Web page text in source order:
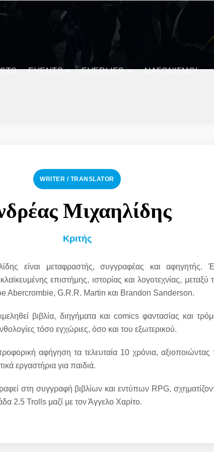
EVENTS EVERLIES ΔΙΑΓΩΝΙΣΜΟΊ
WRITER / TRANSLATOR
Μιχαηλίδης
Κριτής
είναι μεταφραστής, συγγραφέας και αφηγητής.
επιστήμης, ιστορίας και λογοτεχνίας, μεταξύ
Abercrombie, G.R.R. Martin και Brandon Sanderson.
βιβλία, διηγήματα και comics φαντασίας και
τόσο εγχώριες, όσο και του εξωτερικού.
αφήγηση τα τελευταία 10 χρόνια, αξιοποιώντας
εργαστήρια για παιδιά.
στη συγγραφή βιβλίων και εντύπων RPG,
2.5 Trolls μαζί με τον Άγγελο Χαρίτο.